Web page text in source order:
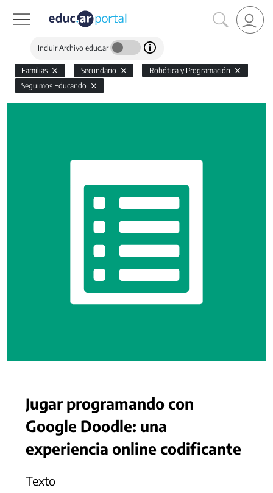
Incluir Archivo educ.ar
Familias Secundario
Robótica y Programación
Seguimos Educando
Jugar programando con
Google Doodle: una
experiencia online codificante
Texto